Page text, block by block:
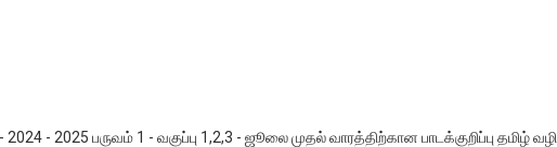
- 2025 பருவம் 1 - வகுப்பு 1,2,3 - ஜூலை முதல் வாரத்திற்கான பாடக்குறிப்பு தமிழ் வழி